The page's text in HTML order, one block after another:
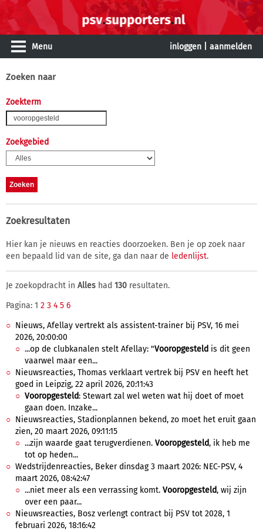
Menu inloggen aanmelden
Zoeken naar
Zoekterm
Zoekgebied
Zoekresultaten
Hier kan je nieuws en reacties doorzoeken. Ben je op zoek naar
een bepaald lid van de site, ga dan naar de ledenlijst.
Je zoekopdracht in Alles had 130 resultaten.
Pagina: 1 2 3 4 5 6
Nieuws, Afellay vertrekt als assistent-trainer bij PSV, 16 mei
2026, 20:00:00
...op de clubkanalen stelt Afellay: "Vooropgesteld is dit geen
vaarwel maar een...
Nieuwsreacties, Thomas verklaart vertrek bij PSV en heeft het
goed in Leipzig, 22 april 2026, 20:11:43
Vooropgesteld: Stewart zal wel weten wat hij doet of moet
gaan doen. Inzake...
Nieuwsreacties, Stadionplannen bekend, zo moet het eruit gaan
zien, 20 maart 2026, 09:11:15
...zijn waarde gaat terugverdienen. Vooropgesteld, ik heb me
tot op heden...
Wedstrijdenreacties, Beker dinsdag 3 maart 2026: NEC-PSV, 4
maart 2026, 08:42:47
...niet meer als een verrassing komt. Vooropgesteld, wij zijn
over een paar...
Nieuwsreacties, Bosz verlengt contract bij PSV tot 2028, 1
februari 2026, 18:16:42